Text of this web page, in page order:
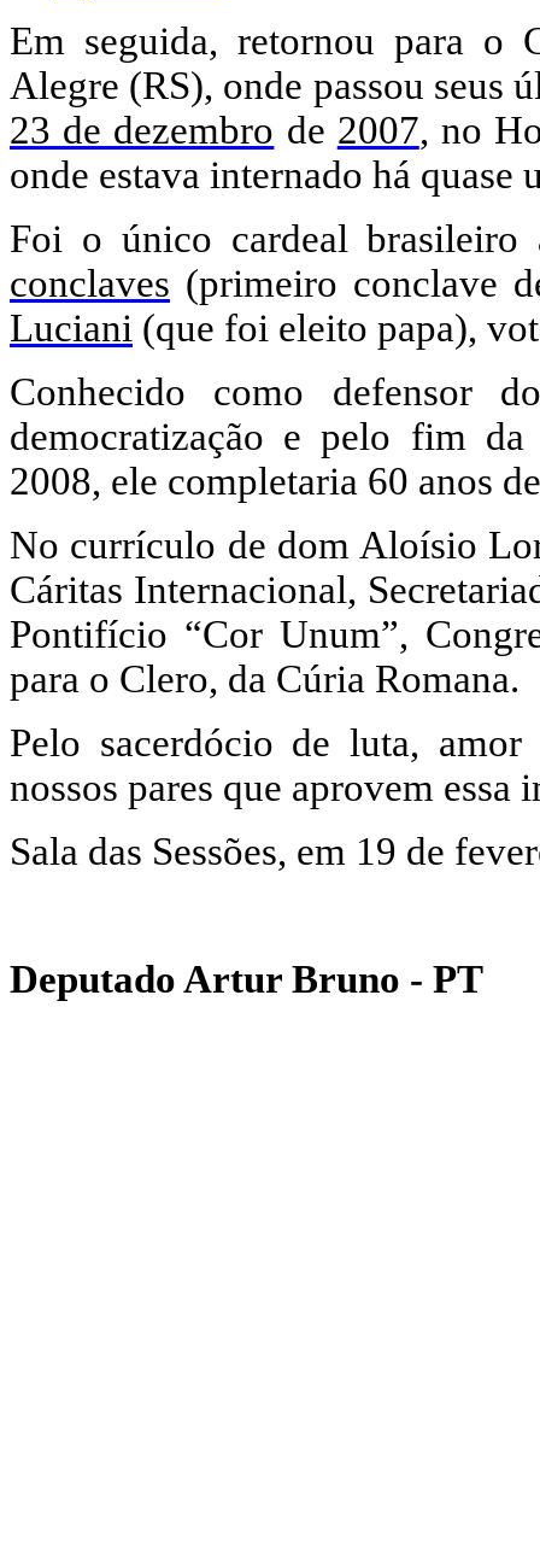
Em seguida, retornou para o
Alegre (RS), onde passou seus
23 de dezembro de 2007, no
onde estava internado há quase
Foi o único cardeal
conclaves (primeiro conclave
Luciani (que foi eleito papa),
Conhecido como defensor
democratização e pelo fim
2008, ele completaria 60 anos
No currículo de dom Aloísio
Cáritas Internacional,
Pontifício “Cor Unum”,
para o Clero, da Cúria Romana.
Pelo sacerdócio de luta,
nossos pares que aprovem essa
Sala das Sessões, em 19 de
Deputado Artur Bruno - PT